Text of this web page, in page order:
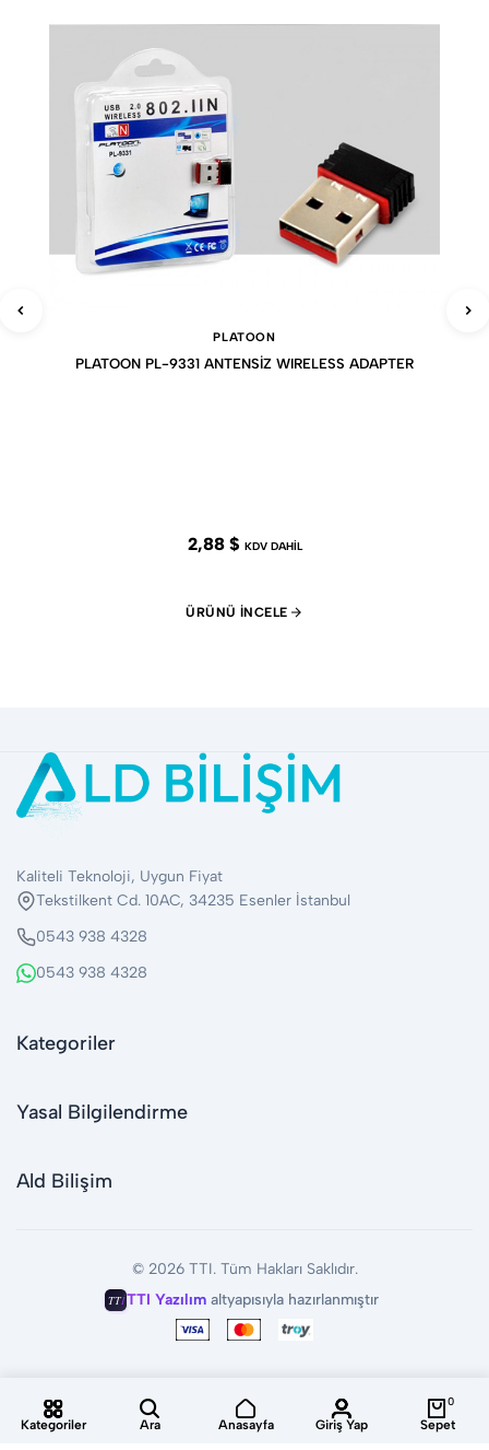
PLATOON
PLATOON PL-9331 ANTENSİZ WIRELESS ADAPTER
2,88 $ KDV DAHİL
ÜRÜNÜ İNCELE
Kategoriler Ara Anasayfa Giriş Yap
0
Sepet
Kaliteli Teknoloji, Uygun Fiyat
Tekstilkent Cd. 10AC, 34235 Esenler İstanbul
0543 938 4328
0543 938 4328
Kategoriler
Yasal Bilgilendirme
Ald Bilişim
© 2026 TTI. Tüm Hakları Saklıdır.
TTİTTİ Yazılım altyapısıyla hazırlanmıştır